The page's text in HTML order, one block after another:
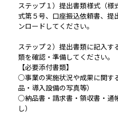
ステップ１）提出書類様式（様
式第５号、口座振込依頼書、提
ンロードしてください。
ステップ２）提出書類に記入す
類を確認・準備してください。
【必要添付書類】
○事業の実施状況や成果に関す
品・導入設備の写真等）
○納品書・請求書・領収書・通
し）